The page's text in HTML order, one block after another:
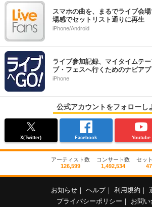
スマホの曲を、まるでライブ会
場感でセットリスト通りに再生
iPhone/Android
ライブ参加記録、マイタイムテ
ブ・フェスへ行くためのナビアプ
iPhone
公式アカウントをフォローし
X(Twitter) Facebook Youtube
アーティスト数
126,599
コンサート数
1,492,534
セッ
お知らせ ヘルプ 利用規約
プライバシーポリシー
お問